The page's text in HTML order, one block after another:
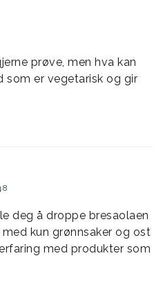
prøve, men hva kan
som er vegetarisk og gir
deg å droppe bresaolaen
kun grønnsaker og ost
med produkter som